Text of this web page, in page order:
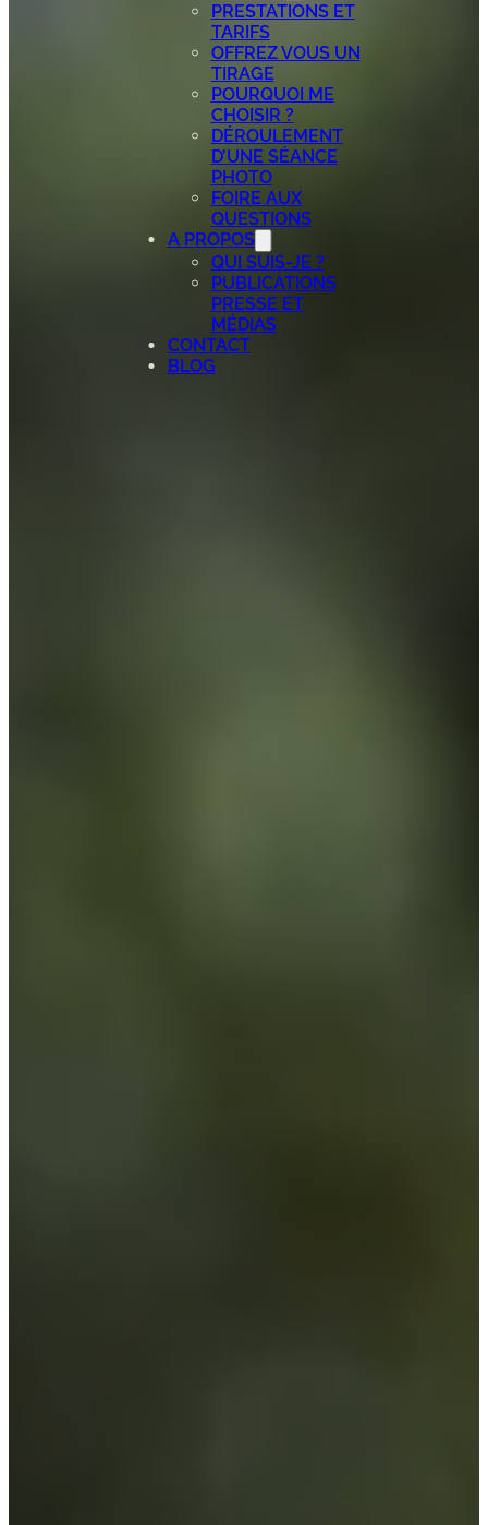
PRESTATIONS ET
TARIFS
OFFREZ VOUS UN
TIRAGE
POURQUOI ME
CHOISIR ?
DÉROULEMENT
D’UNE SÉANCE
PHOTO
FOIRE AUX
QUESTIONS
A PROPOS
QUI SUIS-JE ?
PUBLICATIONS
PRESSE ET
MÉDIAS
CONTACT
BLOG